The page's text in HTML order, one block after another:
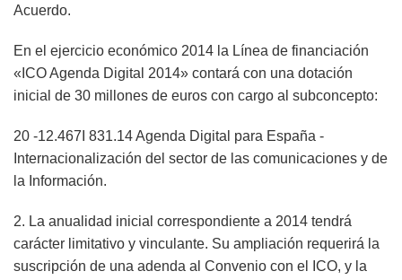
Acuerdo.
En el ejercicio económico 2014 la Línea de financiación
«ICO Agenda Digital 2014» contará con una dotación
inicial de 30 millones de euros con cargo al subconcepto:
20 -12.467I 831.14 Agenda Digital para España -
Internacionalización del sector de las comunicaciones y de
la Información.
2. La anualidad inicial correspondiente a 2014 tendrá
carácter limitativo y vinculante. Su ampliación requerirá la
suscripción de una adenda al Convenio con el ICO, y la